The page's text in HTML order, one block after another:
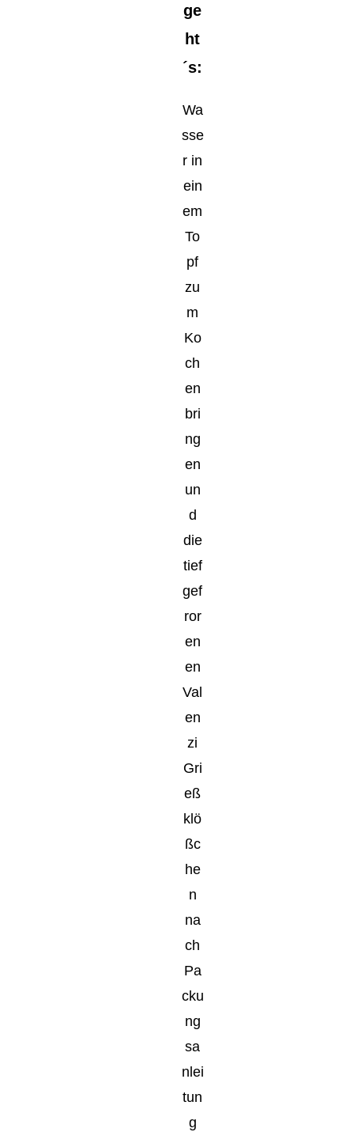
ge
ht
´s:
Wa
sse
r in
ein
em
To
pf
zu
m
Ko
ch
en
bri
ng
en
un
d
die
tief
gef
ror
en
en
Val
en
zi
Gri
eß
klö
ßc
he
n
na
ch
Pa
cku
ng
sa
nlei
tun
g